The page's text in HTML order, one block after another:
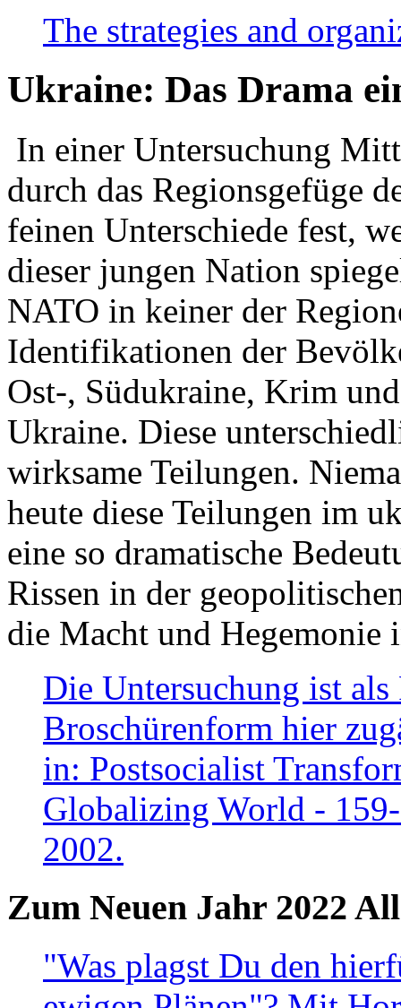
The strategies and
Ukraine: Das Drama
In einer Untersuchung
durch das Regionsgefüge
feinen Unterschiede fest,
dieser jungen Nation
NATO in keiner der
Identifikationen der
Ost-, Südukraine, Krim
Ukraine. Diese
wirksame Teilungen.
heute diese Teilungen im
eine so dramatische
Rissen in der
die Macht und Hegemonie
Die Untersuchung ist
Broschürenform hier
in: Postsocialist
Globalizing World -
2002.
Zum Neuen Jahr 2022
"Was plagst Du den